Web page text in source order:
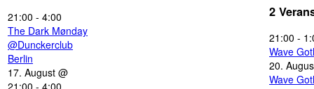
21:00 - 4:00
The Dark Mønday
@Dunckerclub
Berlin
17. August @
2
21:00 -
Wave
20.
Wave